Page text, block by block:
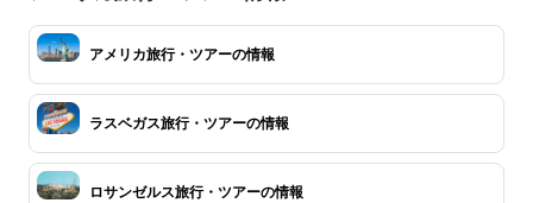
アメリカ旅行・ツアーの情報
ラスベガス旅行・ツアーの情報
ロサンゼルス旅行・ツアーの情報